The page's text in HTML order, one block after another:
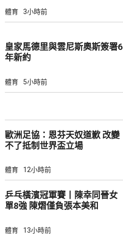
體育 3小時前
皇家馬德里與雲尼斯奧斯簽署6
年新約
體育 5小時前
歐洲足協：恩芬天奴道歉 改變
不了抵制世界盃立場
體育 12小時前
乒乓橫濱冠軍賽丨陳幸同晉女
單8強 陳熠僅負張本美和
體育 13小時前